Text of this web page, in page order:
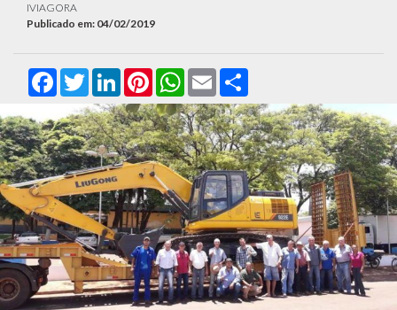
IVIAGORA
Publicado em: 04/02/2019
FacebookTwitterLinkedInPinterestWhatsApp
Email